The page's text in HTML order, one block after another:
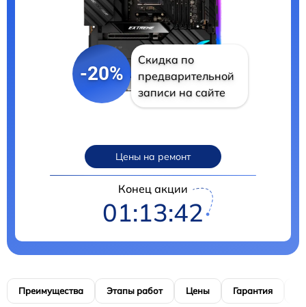
-20%
Скидка по
предварительной
записи на сайте
Цены на ремонт
Конец акции
01:13:41
Преимущества Этапы работ Цены Гарантия